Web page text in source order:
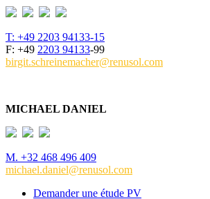
T: +49 2203 94133-15
F: +49 2203 94133-99
birgit.schreinemacher@renusol.com
MICHAEL DANIEL
M. +32 468 496 409
michael.daniel@renusol.com
Demander une étude PV